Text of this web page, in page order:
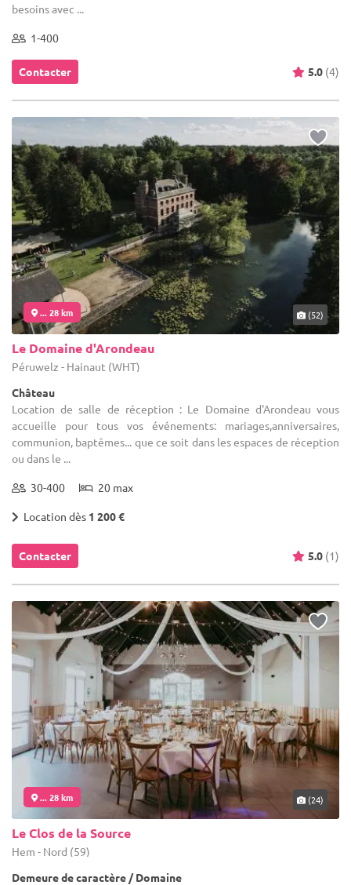
besoins avec ...
1-400
Contacter 5.0 (4)
... 28 km (52)
Le Domaine d'Arondeau
Péruwelz - Hainaut (WHT)
Château
Location de salle de réception : Le Domaine d'Arondeau vous
accueille pour tous vos événements: mariages,anniversaires,
communion, baptêmes... que ce soit dans les espaces de réception
ou dans le ...
30-400 20 max
Location dès 1 200 €
Contacter 5.0 (1)
... 28 km (24)
Le Clos de la Source
Hem - Nord (59)
Demeure de caractère / Domaine